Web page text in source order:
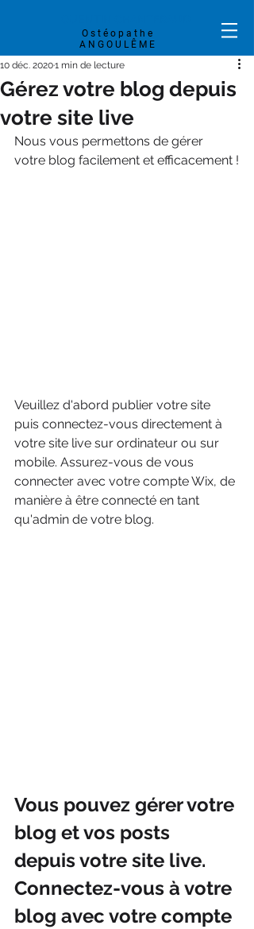
Ostéopathe
ANGOULÊME
Gérez votre blog depuis
votre site live
10 déc. 20201 min de lecture
Nous vous permettons de gérer
votre blog facilement et efficacement !
Veuillez d'abord publier votre site
puis connectez-vous directement à
votre site live sur ordinateur ou sur
mobile. Assurez-vous de vous
connecter avec votre compte Wix, de
manière à être connecté en tant
qu'admin de votre blog.
Vous pouvez gérer votre
blog et vos posts
depuis votre site live.
Connectez-vous à votre
blog avec votre compte